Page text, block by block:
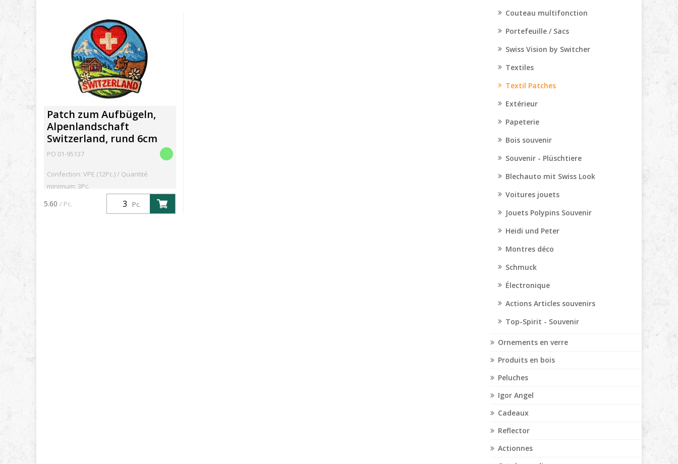
Couteau multifonction
Portefeuille / Sacs
Swiss Vision by Switcher
Textiles
Textil Patches
Extérieur
Papeterie
Bois souvenir
Souvenir - Plüschtiere
Blechauto mit Swiss Look
Voitures jouets
Jouets Polypins Souvenir
Heidi und Peter
Montres déco
Schmuck
Électronique
Actions Articles souvenirs
Top-Spirit - Souvenir
Ornements en verre
Produits en bois
Peluches
Igor Angel
Cadeaux
Reflector
Actionnes
Patch zum Aufbügeln,
Alpenlandschaft
Switzerland, rund 6cm
PO 01-95137
Confection: VPE (12Pc.) / Quantité
minimum: 3Pc.
Pc.
5.60 / Pc.